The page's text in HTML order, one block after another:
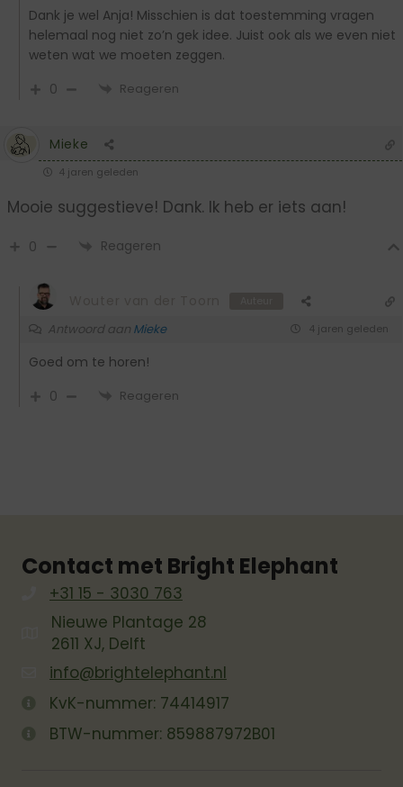
Dank je wel Anja! Misschien is dat toestemming vragen
helemaal nog niet zo’n gek idee. Juist ook als we even niet
weten wat we moeten zeggen.
0
Reageren
Mieke
4 jaren geleden
Mooie suggestieve! Dank. Ik heb er iets aan!
0 Reageren
Antwoord aan Mieke 4 jaren geleden
Goed om te horen!
0
Reageren
Contact met Bright Elephant
+31 15 - 3030 763
Nieuwe Plantage 28
2611 XJ, Delft
info@brightelephant.nl
KvK-nummer: 74414917
BTW-nummer: 859887972B01